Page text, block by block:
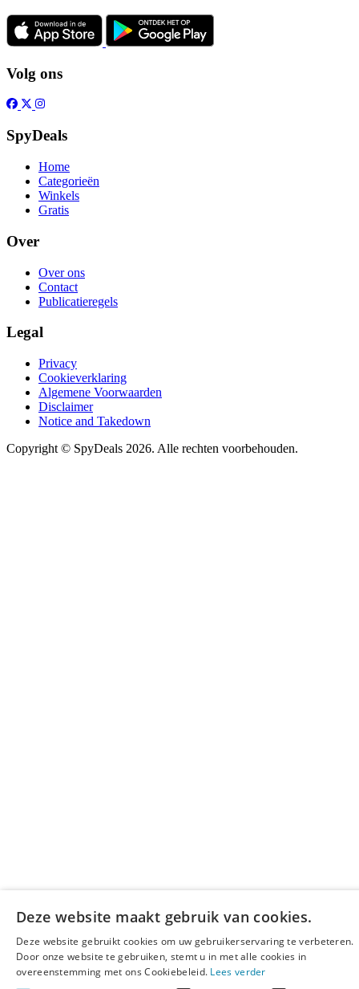
Volg ons
SpyDeals
Home
Categorieën
Winkels
Gratis
Over
Over ons
Contact
Publicatieregels
Legal
Privacy
Cookieverklaring
Algemene Voorwaarden
Disclaimer
Notice and Takedown
Copyright © SpyDeals 2026. Alle rechten voorbehouden.
Deze website maakt gebruik van cookies.
Deze website gebruikt cookies om uw gebruikerservaring te verbeteren.
Door onze website te gebruiken, stemt u in met alle cookies in
overeenstemming met ons Cookiebeleid. Lees verder